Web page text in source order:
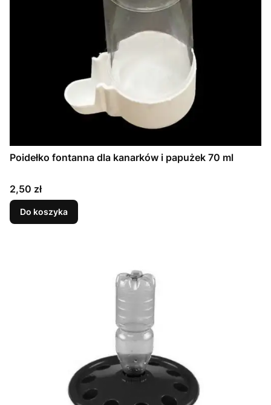
Poidełko fontanna dla kanarków i papużek 70 ml
Cena
2,50 zł
Do koszyka